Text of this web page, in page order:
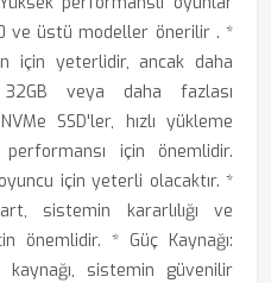
ve üstü modeller önerilir . *
için yeterlidir, ancak daha
veya daha fazlası
SSD'ler, hızlı yükleme
için önemlidir.
için yeterli olacaktır. *
sistemin kararlılığı ve
önemlidir. * Güç Kaynağı:
sistemin güvenilir